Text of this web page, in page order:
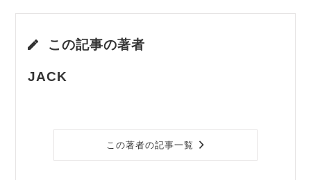
この記事の著者
JACK
この著者の記事一覧